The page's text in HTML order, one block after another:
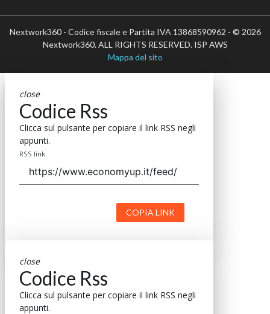
Nextwork360 - Codice fiscale e Partita IVA 13868590962 - © 2026
Nextwork360. ALL RIGHTS RESERVED. ISP AWS
Mappa del sito
close
Codice Rss
Clicca sul pulsante per copiare il link RSS negli
appunti.
RSS link
COPIA LINK
close
Codice Rss
Clicca sul pulsante per copiare il link RSS negli
appunti.